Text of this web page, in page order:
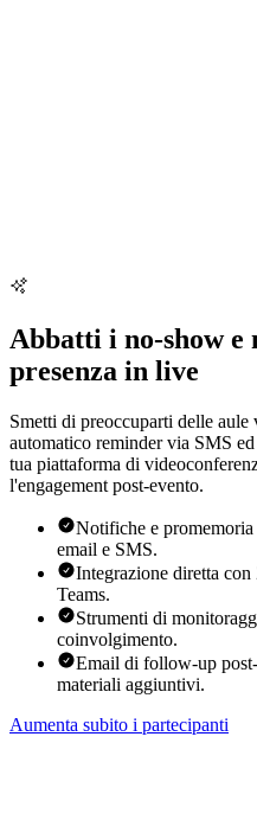
Abbatti i no-show e
presenza in live
Smetti di preoccuparti delle
automatico reminder via SMS
tua piattaforma di
l'engagement post-evento.
Notifiche e
email e SMS.
Integrazione diretta
Teams.
Strumenti di
coinvolgimento.
Email di follow-up
materiali aggiuntivi.
Aumenta subito i partecipanti